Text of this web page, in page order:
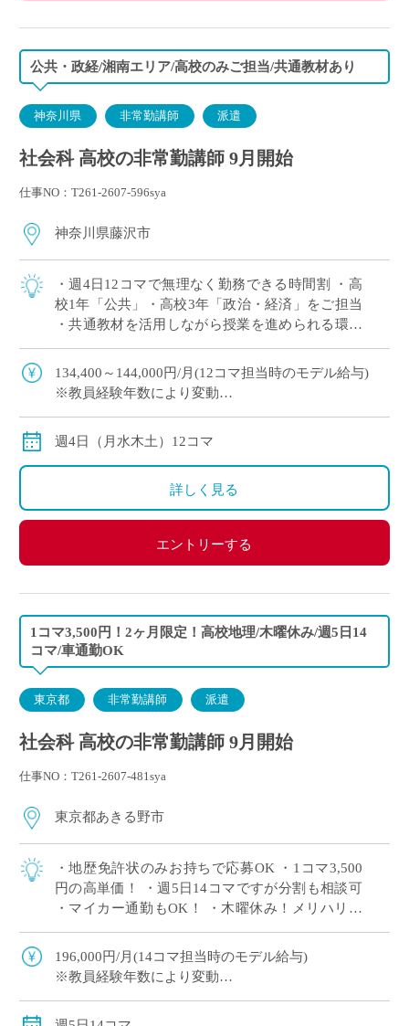
公共・政経/湘南エリア/高校のみご担当/共通教材あり
神奈川県 非常勤講師 派遣
社会科 高校の非常勤講師 9月開始
仕事NO：T261-2607-596sya
神奈川県藤沢市
・週4日12コマで無理なく勤務できる時間割 ・高
校1年「公共」・高校3年「政治・経済」をご担当
・共通教材を活用しながら授業を進められる環境
・大学附属校ならではの落ち着いた […]
134,400～144,000円/月(12コマ担当時のモデル給与)
※教員経験年数により変動
週4日（月水木土）12コマ
詳しく見る
エントリーする
1コマ3,500円！2ヶ月限定！高校地理/木曜休み/週5日14
コマ/車通勤OK
東京都 非常勤講師 派遣
社会科 高校の非常勤講師 9月開始
仕事NO：T261-2607-481sya
東京都あきる野市
・地歴免許状のみお持ちで応募OK ・1コマ3,500
円の高単価！ ・週5日14コマですが分割も相談可
・マイカー通勤もOK！ ・木曜休み！メリハリを
すが、状況により更新の可 […]
196,000円/月(14コマ担当時のモデル給与)
※教員経験年数により変動